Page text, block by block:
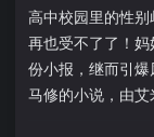
高中校园里的性
再也受不了了！
份小报，继而引
马修的小说，由艾